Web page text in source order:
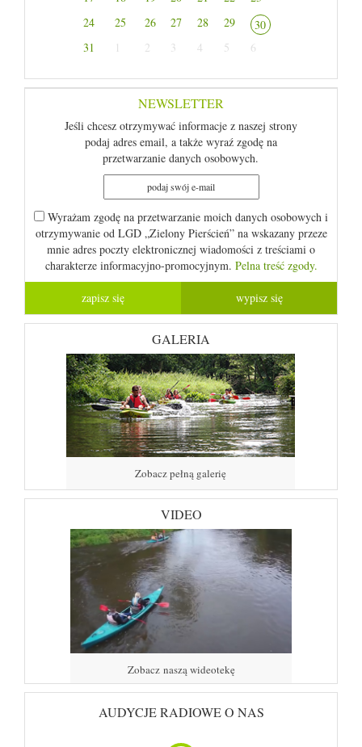
24
25 26 27 28 29
30
31
1 2 3 4 5 6
NEWSLETTER
Jeśli chcesz otrzymywać informacje z naszej strony
podaj adres email, a także wyraź zgodę na
przetwarzanie danych osobowych.
Wyrażam zgodę na przetwarzanie moich danych osobowych i
otrzymywanie od LGD „Zielony Pierścień” na wskazany przeze
mnie adres poczty elektronicznej wiadomości z treściami o
charakterze informacyjno-promocyjnym. Pelna treść zgody.
GALERIA
Zobacz pełną galerię
VIDEO
Zobacz naszą wideotekę
AUDYCJE RADIOWE O NAS